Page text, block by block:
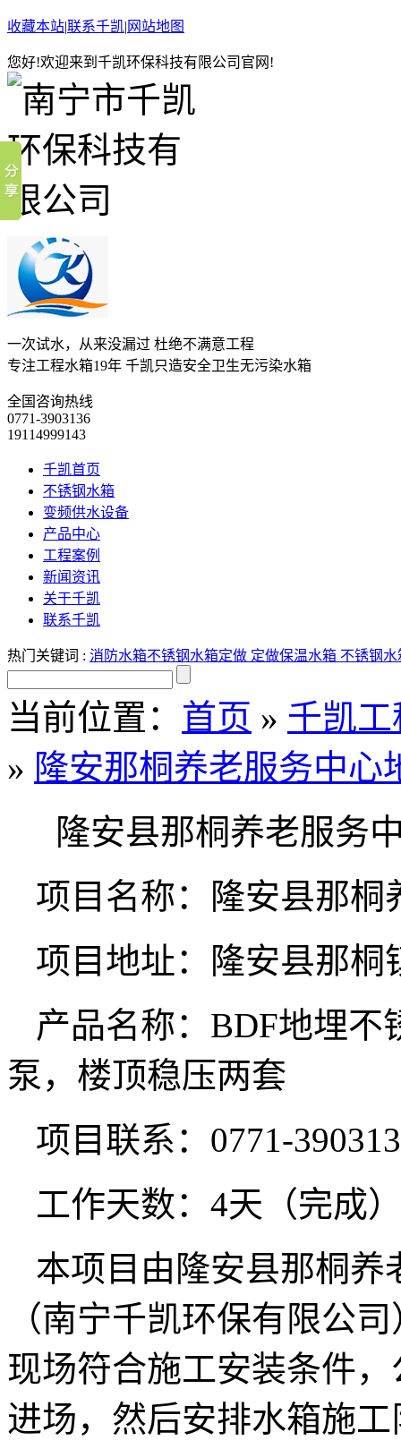
收藏本站|联系千凯| 网站地图
您好!欢迎来到千凯环保科技有限公司官网!
一次试水，从来没漏过 杜绝不满意工程
专注工程水箱19年 千凯只造安全卫生无污染水箱
全国咨询热线
0771-3903136
19114999143
千凯首页
不锈钢水箱
变频供水设备
产品中心
工程案例
新闻资讯
关于千凯
联系千凯
热门关键词 : 消防水箱不锈钢水箱定做 定做保温水箱 不锈钢
当前位置： 首页 » 千凯
» 隆安那桐养老服务中心
隆安县那桐养老服务
项目名称：隆安县那桐
项目地址：隆安县那桐
产品名称： BDF地埋不
泵，楼顶稳压两套
项目联系：0771-
工作天数：4天（完成
本项目由隆安县那桐养
（南宁千凯环保有限公
现场符合施工安装条件
进场，然后安排水箱施